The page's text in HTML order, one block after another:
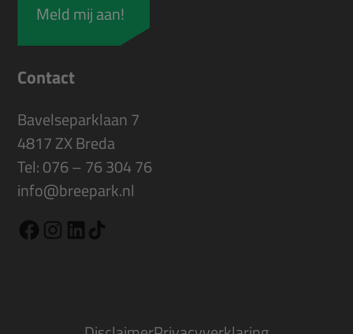
Contact
Bavelseparklaan 7
4817 ZX Breda
Tel:076 – 76 304 76
info@breepark.nl